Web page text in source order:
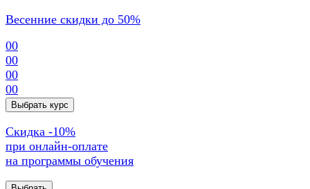
Весенние скидки до 50%
00
00
00
00
Выбрать курс
Cкидка -10%
при онлайн-оплате
на программы обучения